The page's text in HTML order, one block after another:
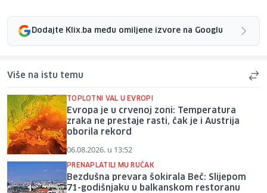
Dodajte Klix.ba među omiljene izvore na Googlu
Više na istu temu
TOPLOTNI VAL U EVROPI
Evropa je u crvenoj zoni: Temperatura
zraka ne prestaje rasti, čak je i Austrija
oborila rekord
06.08.2026. u 13:52
PRENAPLATILI MU RUČAK
Bezdušna prevara šokirala Beč: Slijepom
71-godišnjaku u balkanskom restoranu